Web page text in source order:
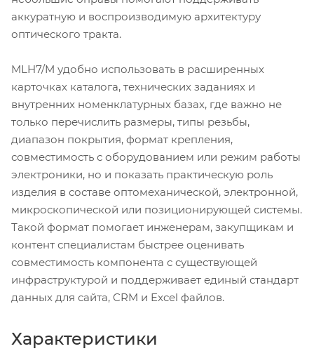
аккуратную и воспроизводимую архитектуру
оптического тракта.
MLH7/M удобно использовать в расширенных
карточках каталога, технических заданиях и
внутренних номенклатурных базах, где важно не
только перечислить размеры, типы резьбы,
диапазон покрытия, формат крепления,
совместимость с оборудованием или режим работы
электроники, но и показать практическую роль
изделия в составе оптомеханической, электронной,
микроскопической или позиционирующей системы.
Такой формат помогает инженерам, закупщикам и
контент специалистам быстрее оценивать
совместимость компонента с существующей
инфраструктурой и поддерживает единый стандарт
данных для сайта, CRM и Excel файлов.
Характеристики